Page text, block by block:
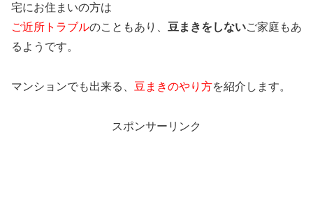
宅にお住まいの方は
ご近所トラブルのこともあり、 豆まきをしないご家庭もあ
るようです。
マンションでも出来る、 豆まきのやり方を紹介します。
スポンサーリンク